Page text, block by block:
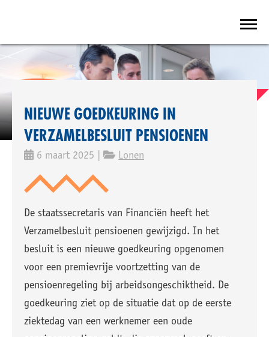
NIEUWE GOEDKEURING IN
VERZAMELBESLUIT PENSIOENEN
6 maart 2025 | Lonen
De staatssecretaris van Financiën heeft het
Verzamelbesluit pensioenen gewijzigd. In het
besluit is een nieuwe goedkeuring opgenomen
voor een premievrije voortzetting van de
pensioenregeling bij arbeidsongeschiktheid. De
goedkeuring ziet op de situatie dat op de eerste
ziektedag van een werknemer een oude